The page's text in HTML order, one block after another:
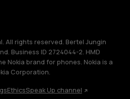
All rights reserved. Bertel Jungin
Business ID 2724044-2. HMD
Nokia brand for phones. Nokia is a
Corporation.
EthicsSpeak Up channel